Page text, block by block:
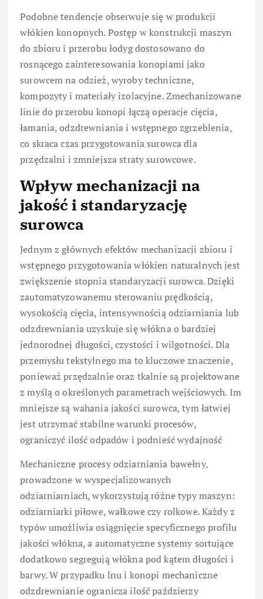
Podobne tendencje obserwuje się w produkcji
włókien konopnych. Postęp w konstrukcji maszyn
do zbioru i przerobu łodyg dostosowano do
rosnącego zainteresowania konopiami jako
surowcem na odzież, wyroby techniczne,
kompozyty i materiały izolacyjne. Zmechanizowane
linie do przerobu konopi łączą operacje cięcia,
łamania, odzdrewniania i wstępnego zgrzeblenia,
co skraca czas przygotowania surowca dla
przędzalni i zmniejsza straty surowcowe.
Wpływ mechanizacji na
jakość i standaryzację
surowca
Jednym z głównych efektów mechanizacji zbioru i
wstępnego przygotowania włókien naturalnych jest
zwiększenie stopnia standaryzacji surowca. Dzięki
zautomatyzowanemu sterowaniu prędkością,
wysokością cięcia, intensywnością odziarniania lub
odzdrewniania uzyskuje się włókna o bardziej
jednorodnej długości, czystości i wilgotności. Dla
przemysłu tekstylnego ma to kluczowe znaczenie,
ponieważ przędzalnie oraz tkalnie są projektowane
z myślą o określonych parametrach wejściowych. Im
mniejsze są wahania jakości surowca, tym łatwiej
jest utrzymać stabilne warunki procesów,
ograniczyć ilość odpadów i podnieść wydajność
Mechaniczne procesy odziarniania bawełny,
prowadzone w wyspecjalizowanych
odziarniarniach, wykorzystują różne typy maszyn:
odziarniarki piłowe, wałkowe czy rolkowe. Każdy z
typów umożliwia osiągnięcie specyficznego profilu
jakości włókna, a automatyczne systemy sortujące
dodatkowo segregują włókna pod kątem długości i
barwy. W przypadku lnu i konopi mechaniczne
odzdrewnianie ogranicza ilość paździerzy